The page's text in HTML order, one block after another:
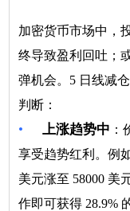
加密货币市场中，
终导致盈利回吐；
弹机会。5 日线减
判断：
• 上涨趋势中
享受趋势红利。例
美元涨至 58000 美
作即可获得 28.9%